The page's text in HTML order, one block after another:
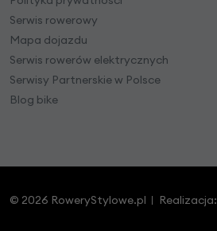
Serwis rowerowy
Mapa dojazdu
Serwis rowerów elektrycznych
Serwisy Partnerskie w Polsce
Blog bike
© 2026 RoweryStylowe.pl Realizacja: